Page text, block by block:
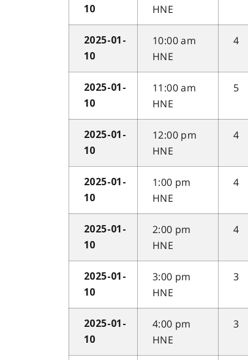
10
HNE
2025-01-
10
10:00 am
HNE
4
2025-01-
10
11:00 am
HNE
5
2025-01-
10
12:00 pm
HNE
4
2025-01-
10
1:00 pm
HNE
4
2025-01-
10
2:00 pm
HNE
4
2025-01-
10
3:00 pm
HNE
3
2025-01-
10
4:00 pm
HNE
3